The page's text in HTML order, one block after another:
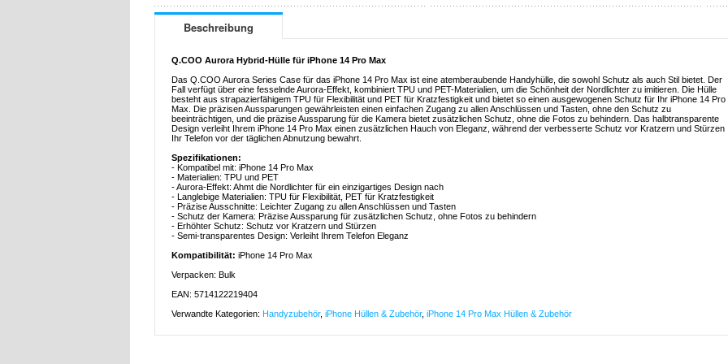
Beschreibung
Q.COO Aurora Hybrid-Hülle für iPhone 14 Pro Max
Das Q.COO Aurora Series Case für das iPhone 14 Pro Max ist eine atemberaubende Handyhülle, die sowohl Schutz als auch Stil bietet. Der
Fall verfügt über eine fesselnde Aurora-Effekt, kombiniert TPU und PET-Materialien, um die Schönheit der Nordlichter zu imitieren. Die Hülle
besteht aus strapazierfähigem TPU für Flexibilität und PET für Kratzfestigkeit und bietet so einen ausgewogenen Schutz für Ihr iPhone 14 Pro
Max. Die präzisen Aussparungen gewährleisten einen einfachen Zugang zu allen Anschlüssen und Tasten, ohne den Schutz zu
beeinträchtigen, und die präzise Aussparung für die Kamera bietet zusätzlichen Schutz, ohne die Fotos zu behindern. Das halbtransparente
Design verleiht Ihrem iPhone 14 Pro Max einen zusätzlichen Hauch von Eleganz, während der verbesserte Schutz vor Kratzern und Stürzen
Ihr Telefon vor der täglichen Abnutzung bewahrt.
Spezifikationen:
- Kompatibel mit: iPhone 14 Pro Max
- Materialien: TPU und PET
- Aurora-Effekt: Ahmt die Nordlichter für ein einzigartiges Design nach
- Langlebige Materialien: TPU für Flexibilität, PET für Kratzfestigkeit
- Präzise Ausschnitte: Leichter Zugang zu allen Anschlüssen und Tasten
- Schutz der Kamera: Präzise Aussparung für zusätzlichen Schutz, ohne Fotos zu behindern
- Erhöhter Schutz: Schutz vor Kratzern und Stürzen
- Semi-transparentes Design: Verleiht Ihrem Telefon Eleganz
Kompatibilität: iPhone 14 Pro Max
Verpacken: Bulk
EAN: 5714122219404
Verwandte Kategorien: Handyzubehör, iPhone Hüllen & Zubehör, iPhone 14 Pro Max Hüllen & Zubehör